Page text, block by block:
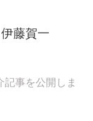
藤賀一
事を公開しま